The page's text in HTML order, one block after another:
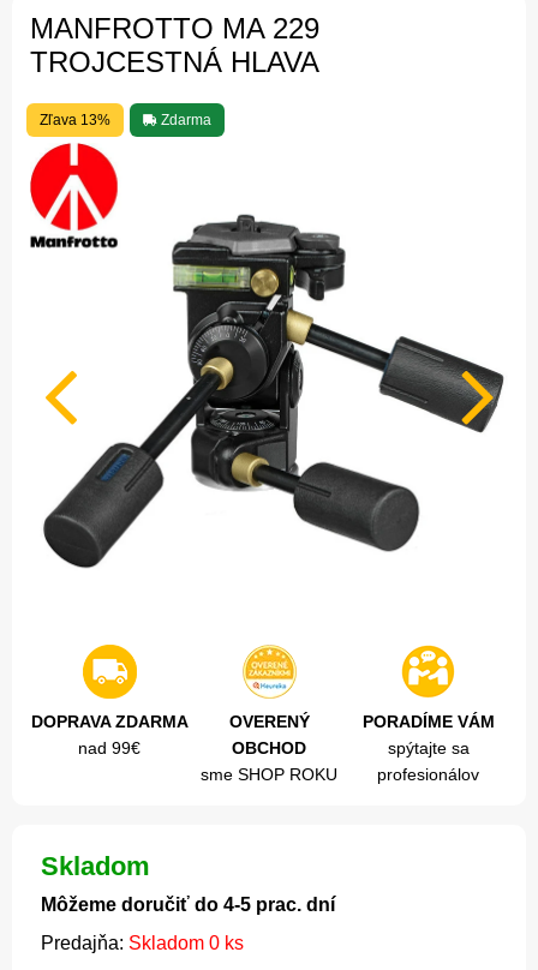
MANFROTTO MA 229
TROJCESTNÁ HLAVA
Zľava 13% Zdarma
DOPRAVA ZDARMA
nad 99€
OVERENÝ
OBCHOD
sme SHOP ROKU
PORADÍME VÁM
spýtajte sa
profesionálov
Skladom
Môžeme doručiť do 4-5 prac. dní
Predajňa: Skladom 0 ks